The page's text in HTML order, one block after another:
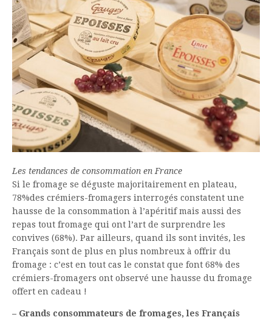
Les tendances de consommation en France
Si le fromage se déguste majoritairement en plateau,
78%des crémiers-fromagers interrogés constatent une
hausse de la consommation à l’apéritif mais aussi des
repas tout fromage qui ont l’art de surprendre les
convives (68%). Par ailleurs, quand ils sont invités, les
Français sont de plus en plus nombreux à offrir du
fromage : c’est en tout cas le constat que font 68% des
crémiers-fromagers ont observé une hausse du fromage
offert en cadeau !
– Grands consommateurs de fromages, les Français